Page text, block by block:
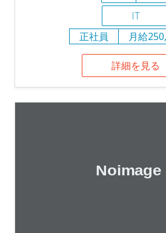
IT
正社員
月給
詳細を見る